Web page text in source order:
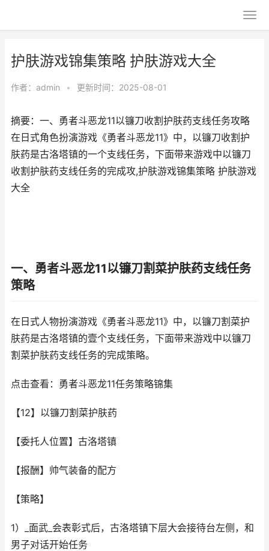
护肤游戏锦集策略 护肤游戏大全
作者： admin • 更新时间：2025-08-01
摘要：一、勇者斗恶龙11以镰刀收割护肤药支线任务攻略
在日式角色扮演游戏《勇者斗恶龙11》中，以镰刀收割护
肤药是古洛塔镇的一个支线任务，下面带来游戏中以镰刀
收割护肤药支线任务的完成攻,护肤游戏锦集策略 护肤游戏
大全
一、勇者斗恶龙11以镰刀割菜护肤药支线任务
策略
在日式人物扮演游戏《勇者斗恶龙11》中，以镰刀割菜护
肤药是古洛塔镇的壹个支线任务，下面带来游戏中以镰刀
割菜护肤药支线任务的完成策略。
点击查看：勇者斗恶龙11任务策略锦集
【12】以镰刀割菜护肤药
【委托人位置】古洛塔镇
【报酬】帅气装备的配方
【策略】
1）_面武_会表彰式后，古洛塔镇下层大会接待台左侧，和
男子对话开始任务